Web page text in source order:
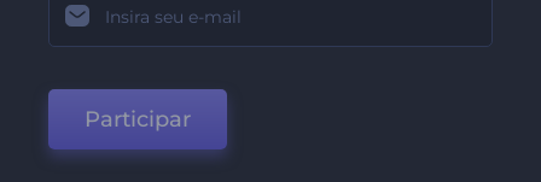
Participar